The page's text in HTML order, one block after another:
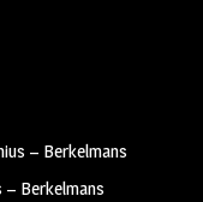
– Berkelmans
– Berkelmans